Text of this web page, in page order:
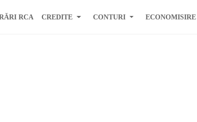
RCA CREDITE CONTURI ECONOMISIRE